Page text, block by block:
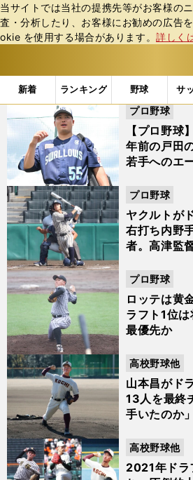
当サイトでは当社の提携先等がお客様の
査・分析したり、お客様にお勧めの広告
okie を使⽤する場合があります。詳しく
新着 ランキング 野球 サ
b
ス
テ
ィ
ー
バ
「#山下輝」の最新ニュース・
【プロ野球
年前の戸田
若手へのエ
プロ野球
ヤクルトが
右打ち内野
者。高津監
プロ野球
ロッテは黄
ラフト1位
最優先か
プロ野球
山本昌がド
13人を最終
手いたのか
高校野球他
2021年ドラ
高校野球他